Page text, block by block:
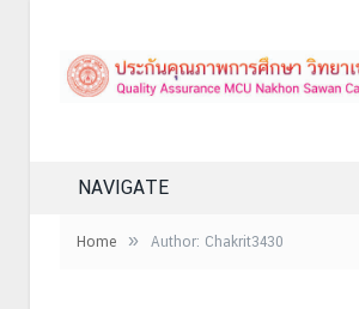
NAVIGATE
Home » Author: Chakrit3430